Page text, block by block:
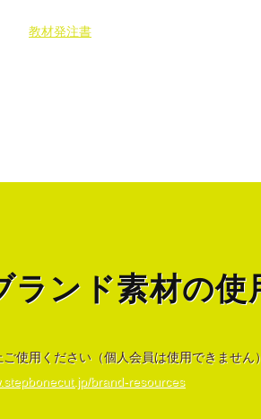
教材発注書
ランド素材の使
使用ください（個人会員は使用できません
brand-resources